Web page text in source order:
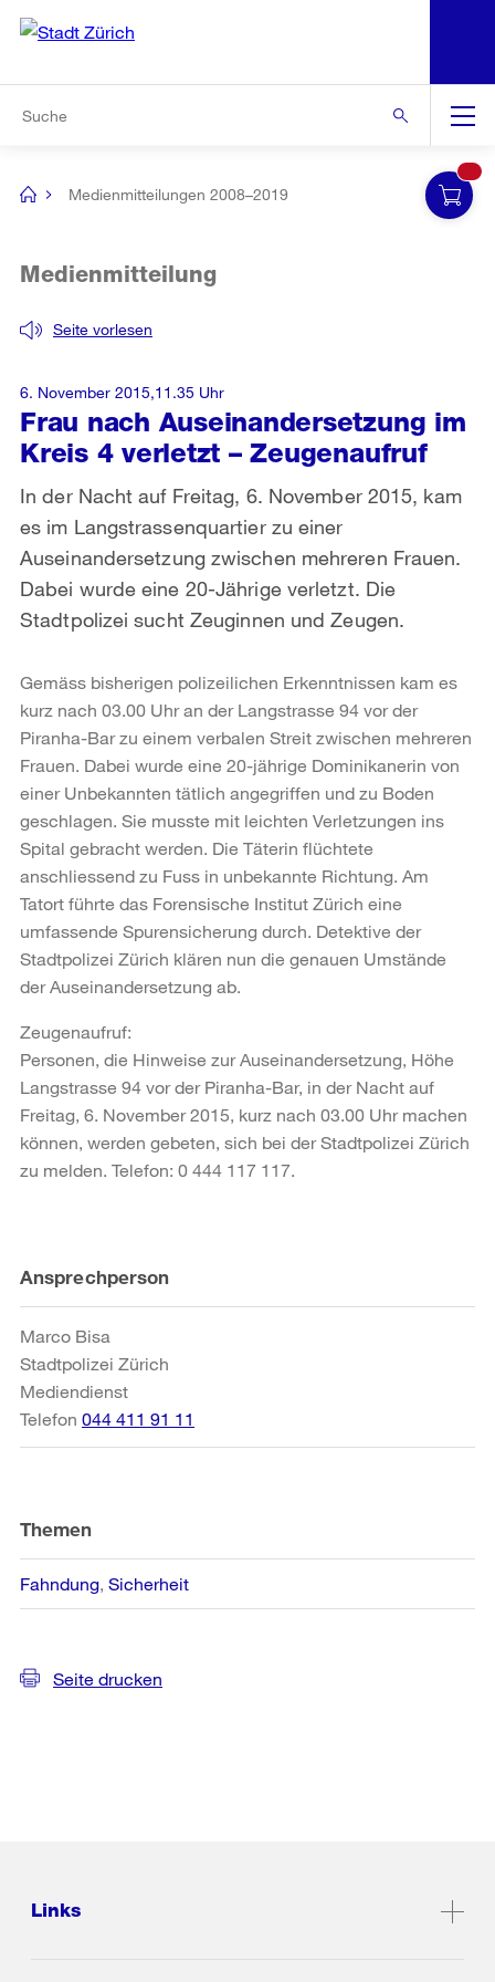
Navigation
[no
Medienmitteilungen 2008–2019
Frau nach Auseinandersetzung im
Kreis 4 verletzt – Zeugenaufruf
Seite vorlesen
Medienmitteilung
In der Nacht auf Freitag, 6. November 2015, kam
es im Langstrassenquartier zu einer
Auseinandersetzung zwischen mehreren Frauen.
Dabei wurde eine 20-Jährige verletzt. Die
Stadtpolizei sucht Zeuginnen und Zeugen.
6. November 2015,11.35 Uhr
Gemäss bisherigen polizeilichen Erkenntnissen kam es
kurz nach 03.00 Uhr an der Langstrasse 94 vor der
Piranha-Bar zu einem verbalen Streit zwischen mehreren
Frauen. Dabei wurde eine 20-jährige Dominikanerin von
einer Unbekannten tätlich angegriffen und zu Boden
geschlagen. Sie musste mit leichten Verletzungen ins
Spital gebracht werden. Die Täterin flüchtete
anschliessend zu Fuss in unbekannte Richtung. Am
Tatort führte das Forensische Institut Zürich eine
umfassende Spurensicherung durch. Detektive der
Stadtpolizei Zürich klären nun die genauen Umstände
der Auseinandersetzung ab.
Zeugenaufruf:
Personen, die Hinweise zur Auseinandersetzung, Höhe
Langstrasse 94 vor der Piranha-Bar, in der Nacht auf
Freitag, 6. November 2015, kurz nach 03.00 Uhr machen
können, werden gebeten, sich bei der Stadtpolizei Zürich
zu melden. Telefon: 0 444 117 117.
Weitere
Informationen
Ansprechperson
Marco Bisa
Stadtpolizei Zürich
Mediendienst
Telefon 044 411 91 11
Themen
Fahndung Sicherheit
Seite drucken
Links